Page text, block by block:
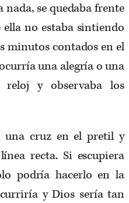
se quedaba frente
no estaba sintiendo
minutos contados en el
una alegría o una
y observaba los
una cruz en el pretil y
recta. Si escupiera
podría hacerlo en la
y Dios sería tan